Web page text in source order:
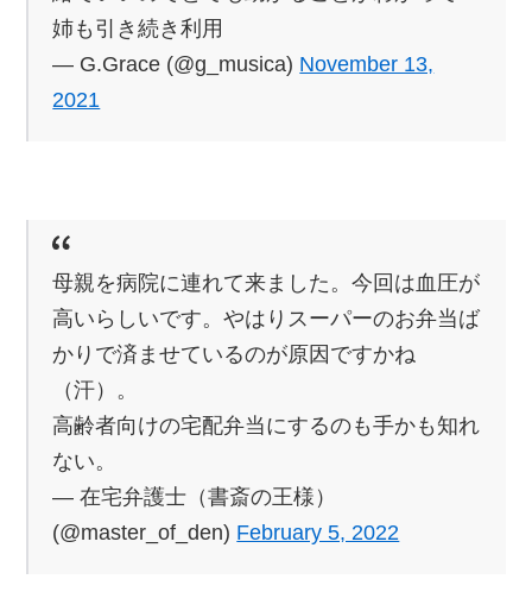
姉も引き続き利用
— G.Grace (@g_musica) November 13,
2021
母親を病院に連れて来ました。今回は血圧が
高いらしいです。やはりスーパーのお弁当ば
かりで済ませているのが原因ですかね
（汗）。
高齢者向けの宅配弁当にするのも手かも知れ
ない。
— 在宅弁護士（書斎の王様）
(@master_of_den) February 5, 2022